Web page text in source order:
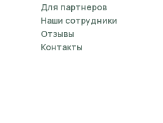
Для партнеров
Наши сотрудники
Отзывы
Контакты